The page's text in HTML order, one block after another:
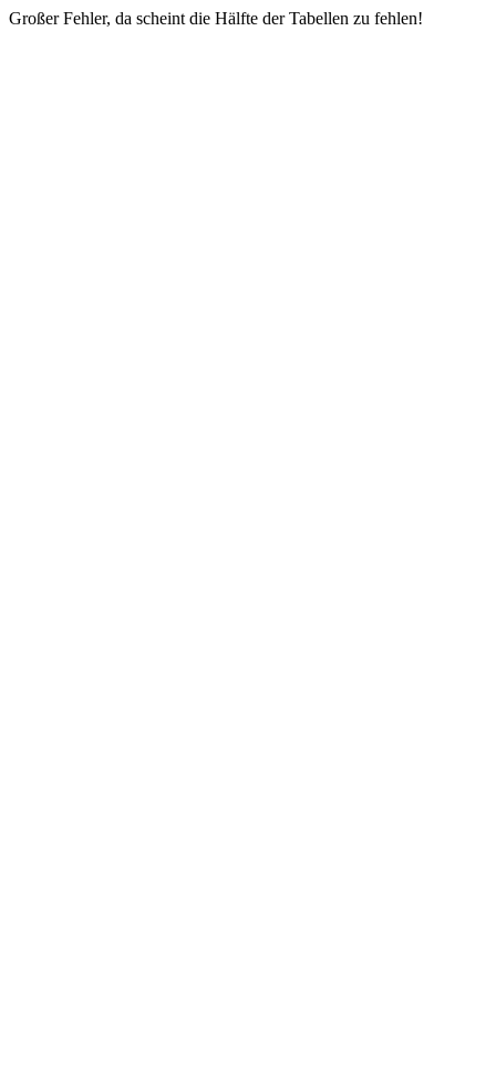
Großer Fehler, da scheint die Hälfte der Tabellen zu fehlen!